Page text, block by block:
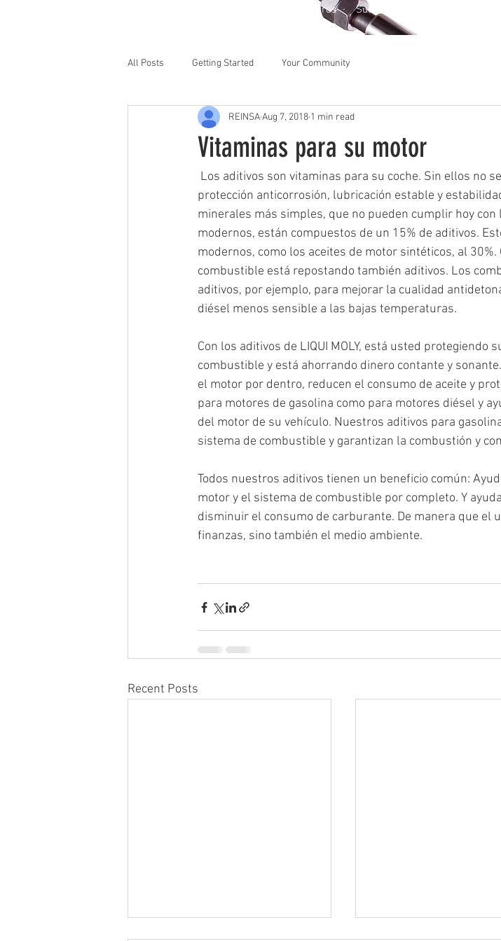
Sobre Nosotros Sucursales
All Posts Getting Started Your Community
Vitaminas para su motor
REINSAAug 7, 2018 1 min read
protección anticorrosión, lubricación estable y
minerales más simples, que no pueden cumplir hoy
modernos, están compuestos de un 15% de aditivos.
modernos, como los aceites de motor sintéticos, al
combustible está repostando también aditivos. Los
aditivos, por ejemplo, para mejorar la cualidad
diésel menos sensible a las bajas temperaturas.
Con los aditivos de LIQUI MOLY, está usted protegiendo
combustible y está ahorrando dinero contante y
el motor por dentro, reducen el consumo de aceite y
para motores de gasolina como para motores diésel y
del motor de su vehículo. Nuestros aditivos para
sistema de combustible y garantizan la combustión y
Todos nuestros aditivos tienen un beneficio común:
motor y el sistema de combustible por completo. Y
disminuir el consumo de carburante. De manera que el
finanzas, sino también el medio ambiente.
Recent Posts